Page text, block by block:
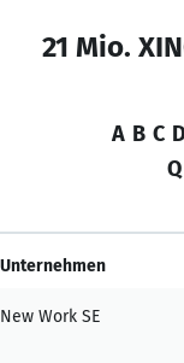
21 Mio.
A B C
Q
Unternehmen
New Work SE